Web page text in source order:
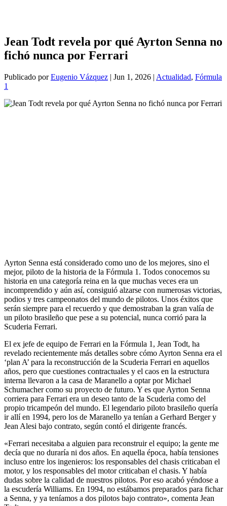
Jean Todt revela por qué Ayrton Senna no
fichó nunca por Ferrari
Publicado porEugenio Vázquez | Jun 1, 2026 | Actualidad, Fórmula
1
Ayrton Senna está considerado como uno de los mejores, sino el
mejor, piloto de la historia de la Fórmula 1. Todos conocemos su
historia en una categoría reina en la que muchas veces era un
incomprendido y aún así, consiguió alzarse con numerosas victorias,
podios y tres campeonatos del mundo de pilotos. Unos éxitos que
serán siempre para el recuerdo y que demostraban la gran valía de
un piloto brasileño que pese a su potencial, nunca corrió para la
Scuderia Ferrari.
El ex jefe de equipo de Ferrari en la Fórmula 1, Jean Todt, ha
revelado recientemente más detalles sobre cómo Ayrton Senna era el
‘plan A’ para la reconstrucción de la Scuderia Ferrari en aquellos
años, pero que cuestiones contractuales y el caos en la estructura
interna llevaron a la casa de Maranello a optar por Michael
Schumacher como su proyecto de futuro. Y es que Ayrton Senna
corriera para Ferrari era un deseo tanto de la Scuderia como del
propio tricampeón del mundo. El legendario piloto brasileño quería
ir allí en 1994, pero los de Maranello ya tenían a Gerhard Berger y
Jean Alesi bajo contrato, según contó el dirigente francés.
«Ferrari necesitaba a alguien para reconstruir el equipo; la gente me
decía que no duraría ni dos años. En aquella época, había tensiones
incluso entre los ingenieros: los responsables del chasis criticaban el
motor, y los responsables del motor criticaban el chasis. Y había
dudas sobre la calidad de nuestros pilotos. Por eso acabó yéndose a
la escudería Williams. En 1994, no estábamos preparados para fichar
a Senna, y ya teníamos a dos pilotos bajo contrato», comenta Jean